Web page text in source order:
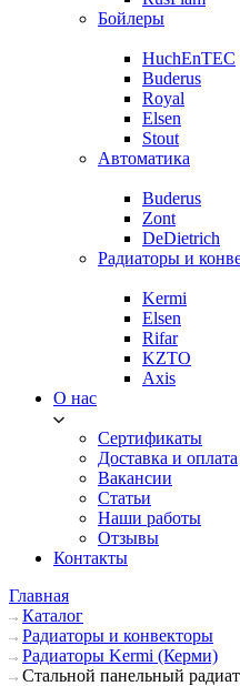
Бойлеры
HuchEnTEC
Buderus
Royal
Elsen
Stout
Автоматика
Buderus
Zont
DeDietrich
Радиаторы и
Kermi
Elsen
Rifar
KZTO
Axis
О нас
Сертификаты
Доставка и оплата
Вакансии
Статьи
Наши работы
Отзывы
Контакты
Главная
Каталог
Радиаторы и конвекторы
Радиаторы Kermi (Керми)
Стальной панельный